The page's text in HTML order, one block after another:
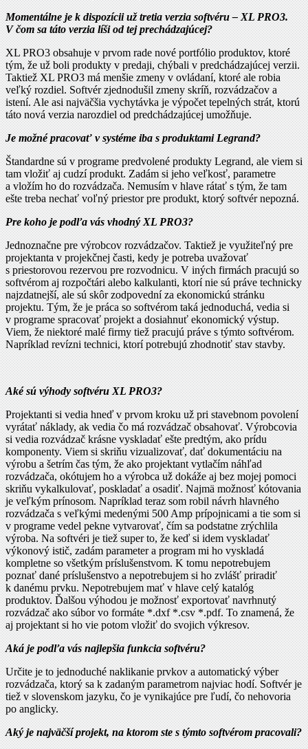
Momentálne je k dispozícii už tretia verzia softvéru – XL PRO3.
V čom sa táto verzia líši od tej prechádzajúcej?
XL PRO3 obsahuje v prvom rade nové portfólio produktov, ktoré
tým, že už boli produkty v predaji, chýbali v predchádzajúcej verzii.
Taktiež XL PRO3 má menšie zmeny v ovládaní, ktoré ale robia
veľký rozdiel. Softvér zjednodušil zmeny skríň, rozvádzačov a
istení. Ale asi najväčšia vychytávka je výpočet tepelných strát, ktorú
táto nová verzia narozdiel od predchádzajúcej umožňuje.
Je možné pracovať v systéme iba s produktami Legrand?
Štandardne sú v programe predvolené produkty Legrand, ale viem si
tam vložiť aj cudzí produkt. Zadám si jeho veľkosť, parametre
a vložím ho do rozvádzača. Nemusím v hlave rátať s tým, že tam
ešte treba nechať voľný priestor pre produkt, ktorý softvér nepozná.
Pre koho je podľa vás vhodný XL PRO3?
Jednoznačne pre výrobcov rozvádzačov. Taktiež je využiteľný pre
projektanta v projekčnej časti, kedy je potreba uvažovať
s priestorovou rezervou pre rozvodnicu. V iných firmách pracujú so
softvérom aj rozpočtári alebo kalkulanti, ktorí nie sú práve technicky
najzdatnejší, ale sú skôr zodpovední za ekonomickú stránku
projektu. Tým, že je práca so softvérom taká jednoduchá, vedia si
v programe spracovať projekt a dosiahnuť ekonomický výstup.
Viem, že niektoré malé firmy tiež pracujú práve s týmto softvérom.
Napríklad revízni technici, ktorí potrebujú zhodnotiť stav stavby.
Aké sú výhody softvéru XL PRO3?
Projektanti si vedia hneď v prvom kroku už pri stavebnom povolení
vyrátať náklady, ak vedia čo má rozvádzač obsahovať. Výrobcovia
si vedia rozvádzač krásne vyskladať ešte predtým, ako prídu
komponenty. Viem si skriňu vizualizovať, dať dokumentáciu na
výrobu a šetrím čas tým, že ako projektant vytlačím náhľad
rozvádzača, okótujem ho a výrobca už dokáže aj bez mojej pomoci
skriňu vykalkulovať, poskladať a osadiť. Najmä možnosť kótovania
je veľkým prínosom. Napríklad teraz som robil návrh hlavného
rozvádzača s veľkými medenými 500 Amp prípojnicami a tie som si
v programe vedel pekne vytvarovať, čím sa podstatne zrýchlila
výroba. Na softvéri je tiež super to, že keď si idem vyskladať
výkonový istič, zadám parameter a program mi ho vyskladá
kompletne so všetkým príslušenstvom. K tomu nepotrebujem
poznať dané príslušenstvo a nepotrebujem si ho zvlášť priradiť
k danému prvku. Nepotrebujem mať v hlave celý katalóg
produktov. Ďalšou výhodou je možnosť exportovať navrhnutý
rozvádzač ako súbor vo formáte *.dxf *.csv *.pdf. To znamená, že
aj projektant si ho vie potom vložiť do svojich výkresov.
Aká je podľa vás najlepšia funkcia softvéru?
Určite je to jednoduché naklikanie prvkov a automatický výber
rozvádzača, ktorý sa k zadaným parametrom najviac hodí. Softvér je
tiež v slovenskom jazyku, čo je vynikajúce pre ľudí, čo nehovoria
po anglicky.
Aký je najväčší projekt, na ktorom ste s týmto softvérom pracovali?